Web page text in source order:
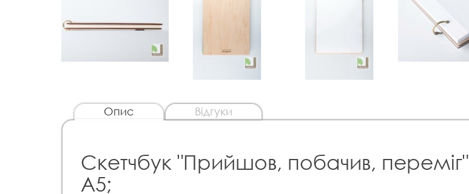
Опис Відгуки
Скетчбук "Прийшов, побачив, переміг"
А5;